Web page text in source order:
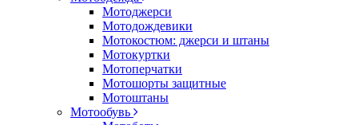
Мотоджерси
Мотодождевики
Мотокостюм: джерси и штаны
Мотокуртки
Мотоперчатки
Мотошорты защитные
Мотоштаны
Мотообувь